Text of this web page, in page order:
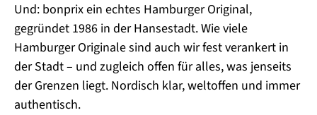
Und: bonprix ein echtes Hamburger Original,
gegründet 1986 in der Hansestadt. Wie viele
Hamburger Originale sind auch wir fest verankert in
der Stadt – und zugleich offen für alles, was jenseits
der Grenzen liegt. Nordisch klar, weltoffen und immer
authentisch.